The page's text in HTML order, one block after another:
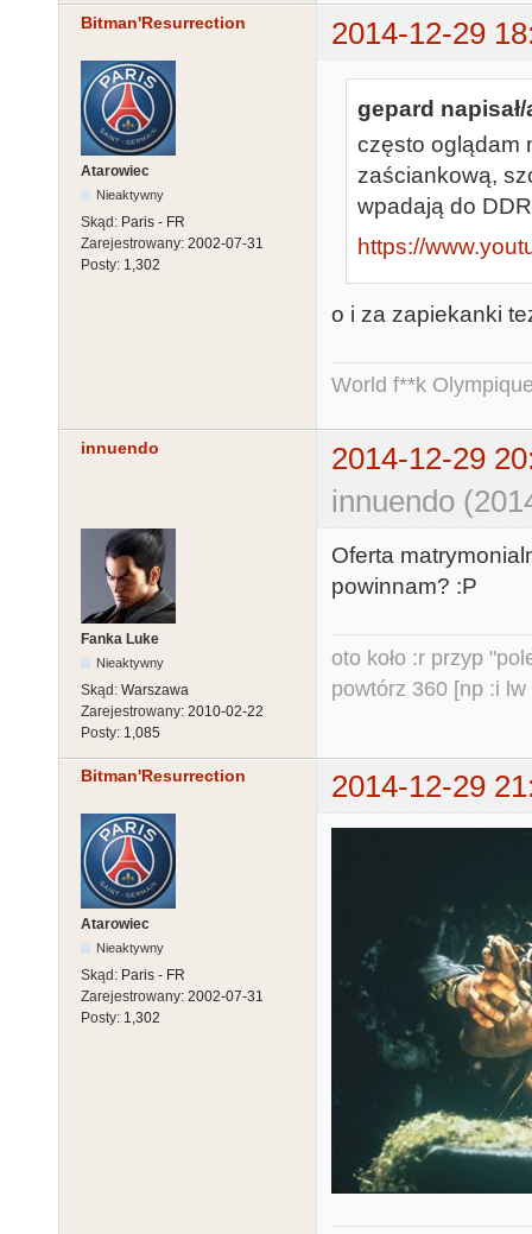
Bitman'Resurrection 2014-12-29
Atarowiec
Nieaktywny
Skąd: Paris - FR
Zarejestrowany: 2002-07-31
Posty: 1,302
gepard napisał/
często oglądam
zaściankową,
wpadają do
https://
o i za zapiekanki
World f**k
innuendo
2014-12-29
innuendo
Fanka Luke
Nieaktywny
Skąd: Warszawa
Zarejestrowany: 2010-02-22
Posty: 1,085
Oferta
powinnam? :P
oto koło :r przyp
powtórz 360 [np :i lw
Bitman'Resurrection 2014-12-29
Atarowiec
Nieaktywny
Skąd: Paris - FR
Zarejestrowany: 2002-07-31
Posty: 1,302